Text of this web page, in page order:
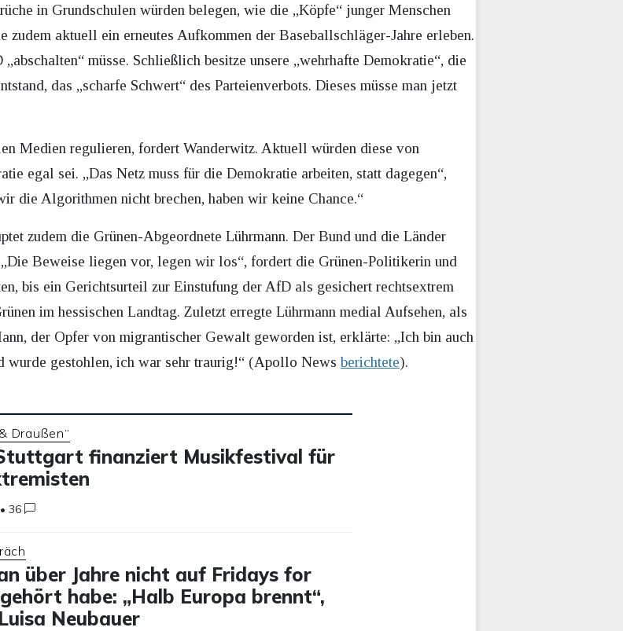
in Grundschulen würden belegen, wie die „Köpfe“ junger Menschen
zudem aktuell ein erneutes Aufkommen der Baseballschläger-Jahre erleben.
müsse. Schließlich besitze unsere „wehrhafte Demokratie“, die
das „scharfe Schwert“ des Parteienverbots. Dieses müsse man jetzt
Medien regulieren, fordert Wanderwitz. Aktuell würden diese von
egal sei. „Das Netz muss für die Demokratie arbeiten, statt dagegen“,
die Algorithmen nicht brechen, haben wir keine Chance.“
zudem die Grünen-Abgeordnete Lührmann. Der Bund und die Länder
Beweise liegen vor, legen wir los“, fordert die Grünen-Politikerin und
bis ein Gerichtsurteil zur Einstufung der AfD als gesichert rechtsextrem
im hessischen Landtag. Zuletzt erregte Lührmann medial Aufsehen, als
der Opfer von migrantischer Gewalt geworden ist, erklärte: „Ich bin auch
wurde gestohlen, ich war sehr traurig!“ (Apollo Newsberichtete).
Draußen“
finanziert Musikfestival für
•36
über Jahre nicht auf Fridays for
habe: „Halb Europa brennt“,
Neubauer